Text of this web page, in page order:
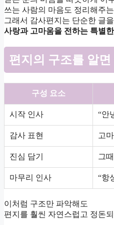
쓰는 사람의 마음도 정리해주
그래서 감사편지는 단순한 글
사랑과 고마움을 전하는 특별
편지의 구조를 알
구성 요소
시작 인사 “안
감사 표현 고
진심 담기 그
마무리 인사 “항
이처럼 구조만 파악해도
편지를 훨씬 자연스럽고 정돈